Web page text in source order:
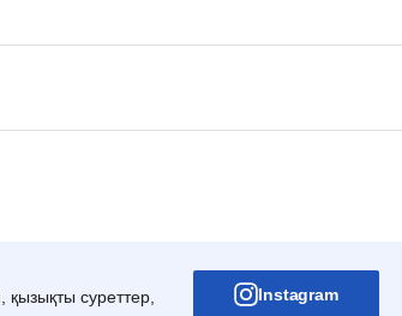
қызықты суреттер,
Instagram